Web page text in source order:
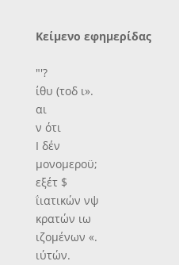
Κείμενο εφημερίδας
"'?
ίθυ (τοδ ι».
αι
ν ότι
Ι δέν
μονομεροϋ;
εξέτ $
ΐιατικών νψ
κρατών ιω
ιζομένων «.
ιύτών.